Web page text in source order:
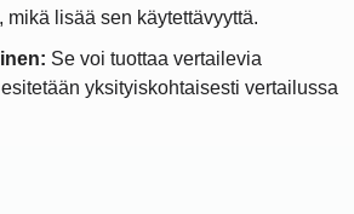
lisää sen käytettävyyttä.
Se voi tuottaa vertailevia
yksityiskohtaisesti vertailussa